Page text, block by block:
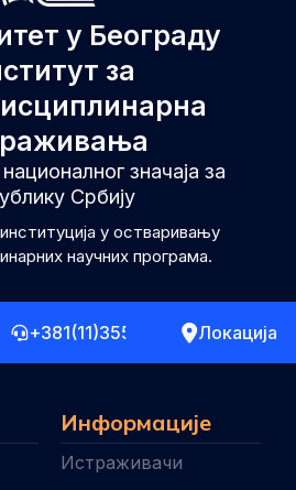
у Београду
за
значаја за
Србију
у остваривању
научних програма.
+381(11)3555258 Локација
Информације
Истраживачи